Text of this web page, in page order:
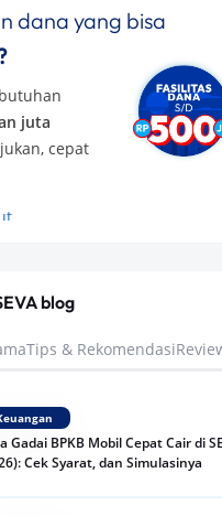
dana yang bisa
juta
cepat
blog
Tips & Rekomendasi
Gadai BPKB Mobil Cepat Cair di
Cek Syarat, dan Simulasinya